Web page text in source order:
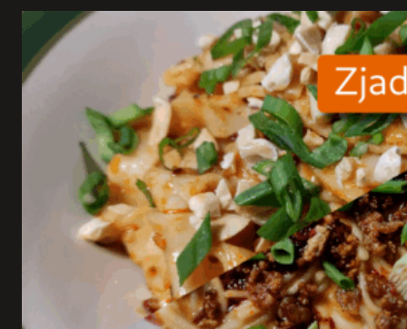
na
rowerze